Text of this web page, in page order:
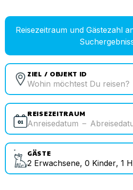
Reisezeitraum und Gästezahl
ZIEL / OBJEKT ID
REISEZEITRAUM
Anreisedatum –
GÄSTE
2 Erwachsene, 0 Kinder, 1